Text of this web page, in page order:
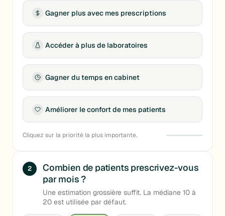
Gagner plus avec mes prescriptions
Accéder à plus de laboratoires
Gagner du temps en cabinet
Améliorer le confort de mes patients
Cliquez sur la priorité la plus importante.
2
Combien de patients prescrivez-vous
par mois ?
Une estimation grossière suffit. La médiane 10 à
20 est utilisée par défaut.